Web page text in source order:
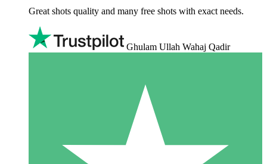
Great shots quality and many free shots with exact needs.
Ghulam Ullah Wahaj Qadir